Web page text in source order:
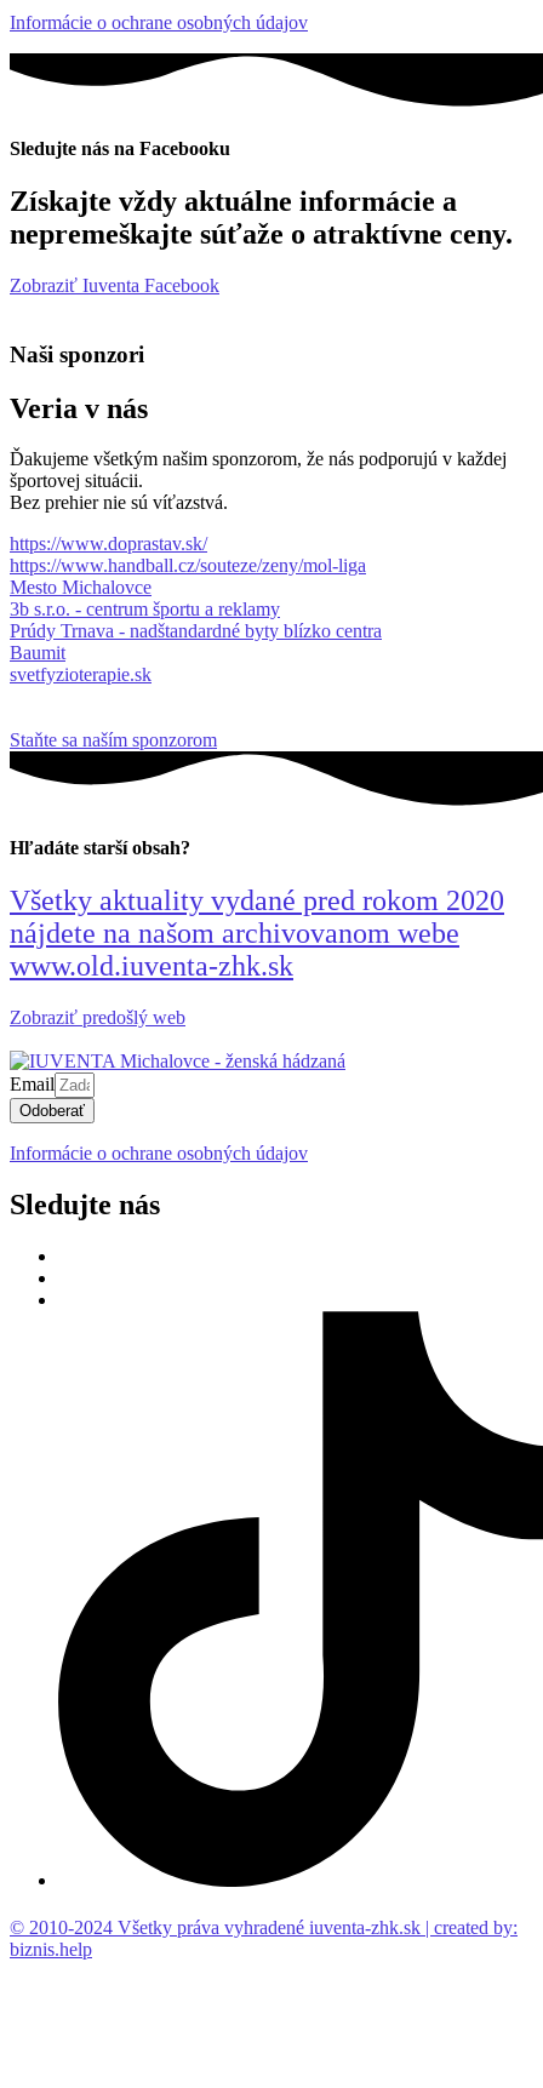
Informácie o ochrane osobných údajov
Sledujte nás na Facebooku
Získajte vždy aktuálne informácie a
nepremeškajte súťaže o atraktívne ceny.
Zobraziť Iuventa Facebook
Naši sponzori
Veria v nás
Ďakujeme všetkým našim sponzorom, že nás podporujú v každej
športovej situácii.
Bez prehier nie sú víťazstvá.
https://www.doprastav.sk/
https://www.handball.cz/souteze/zeny/mol-liga
Mesto Michalovce
3b s.r.o. - centrum športu a reklamy
Prúdy Trnava - nadštandardné byty blízko centra
Baumit
svetfyzioterapie.sk
Staňte sa naším sponzorom
Hľadáte starší obsah?
Všetky aktuality vydané pred rokom 2020
nájdete na našom archivovanom webe
www.old.iuventa-zhk.sk
Zobraziť predošlý web
Email
Odoberať
Informácie o ochrane osobných údajov
Sledujte nás
© 2010-2024 Všetky práva vyhradené iuventa-zhk.sk | created by:
biznis.help